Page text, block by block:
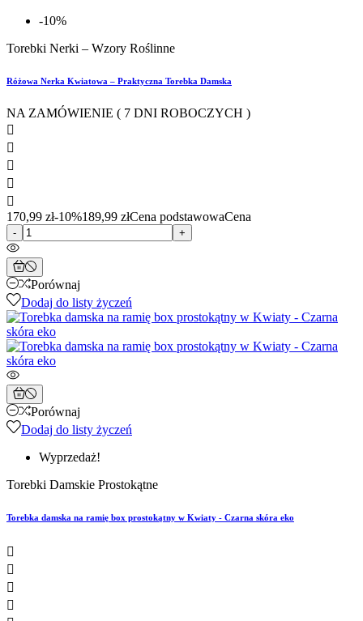
-10%
Torebki Nerki – Wzory Roślinne
Różowa Nerka Kwiatowa – Praktyczna Torebka Damska
NA ZAMÓWIENIE ( 7 DNI ROBOCZYCH )





170,99 zł-10%189,99 złCena podstawowaCena
- +
Porównaj
Dodaj do listy życzeń
Porównaj
Dodaj do listy życzeń
Wyprzedaż!
Torebki Damskie Prostokątne
Torebka damska na ramię box prostokątny w Kwiaty - Czarna skóra eko



